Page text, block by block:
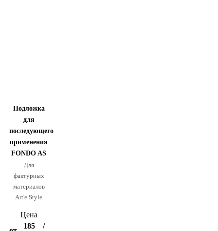
Подложка
для
последующего
применения
FONDO AS
Для
фактурных
материалов
Art'e Style
Цена
185
/